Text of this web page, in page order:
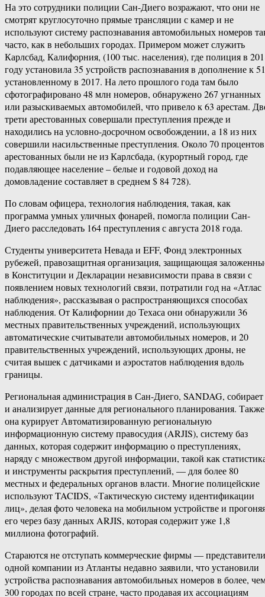
На это сотрудники полиции Сан-Диего возражают, что они не
смотрят круглосуточно прямые трансляции с камер и не
используют систему распознавания автомобильных номеров
часто, как в небольших городах. Примером может служить
Карлсбад, Калифорния, (100 тыс. населения), где полиция в
году установила 35 устройств распознавания в дополнение к
установленному в 2017. На лето прошлого года там было
сфотографировано 48 млн номеров, обнаружено 267 угнанных
или разыскиваемых автомобилей, что привело к 63 арестам.
трети арестованных совершали преступления прежде и
находились на условно-досрочном освобождении, а 18 из них
совершили насильственные преступления. Около 70 процентов
арестованных были не из Карлсбада, (курортный город, где
подавляющее население – белые и годовой доход на
домовладение составляет в среднем $ 84 728).
По словам офицера, технология наблюдения, такая, как
программа умных уличных фонарей, помогла полиции Сан-
Диего расследовать 164 преступления с августа 2018 года.
Студенты университета Невада и EFF, Фонд электронных
рубежей, правозащитная организация, защищающая
в Конституции и Декларации независимости права в связи с
появлением новых технологий связи, потратили год на «Атлас
наблюдения», рассказывая о распространяющихся способах
наблюдения. От Калифорнии до Техаса они обнаружили 36
местных правительственных учреждений, использующих
автоматические считыватели автомобильных номеров, и 20
правительственных учреждений, использующих дроны, не
считая вышек с датчиками и аэростатов наблюдения вдоль
границы.
Региональная администрация в Сан-Диего, SANDAG, собирает
и анализирует данные для регионального планирования. Также
она курирует Автоматизированную региональную
информационную систему правосудия (ARJIS), систему баз
данных, которая содержит информацию о преступлениях,
наряду с множеством другой информации, такой как
и инструменты раскрытия преступлений, — для более 80
местных и федеральных органов власти. Многие полицейские
используют TACIDS, «Тактическую систему идентификации
лиц», делая фото человека на мобильном устройстве и
его через базу данных ARJIS, которая содержит уже 1,8
миллиона фотографий.
Стараются не отступать коммерческие фирмы — представители
одной компании из Атланты недавно заявили, что установили
устройства распознавания автомобильных номеров в более,
300 городах по всей стране, часто продавая их ассоциациям